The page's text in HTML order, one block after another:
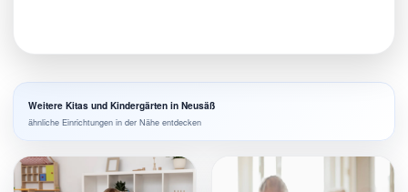
Weitere Kitas und Kindergärten in Neusäß
ähnliche Einrichtungen in der Nähe entdecken